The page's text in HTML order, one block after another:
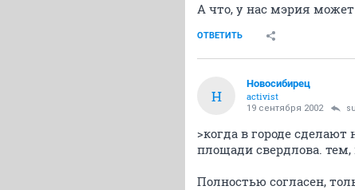
А что, у нас мэрия может
ОТВЕТИТЬ
Н
Новосибирец
activist
19 сентября 2002
>когда в городе
площади свердлова.
Полностью согласен,